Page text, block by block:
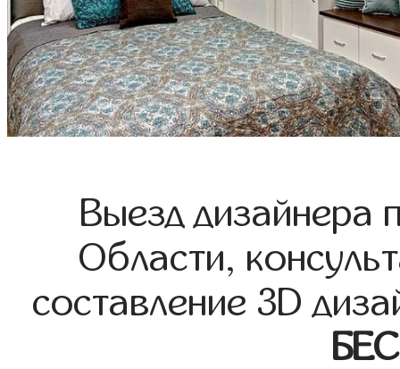
Выезд дизайнера
Области,
составление 3D